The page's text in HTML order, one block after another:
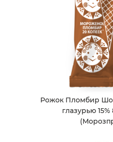
Рожок Пломбир
глазурью